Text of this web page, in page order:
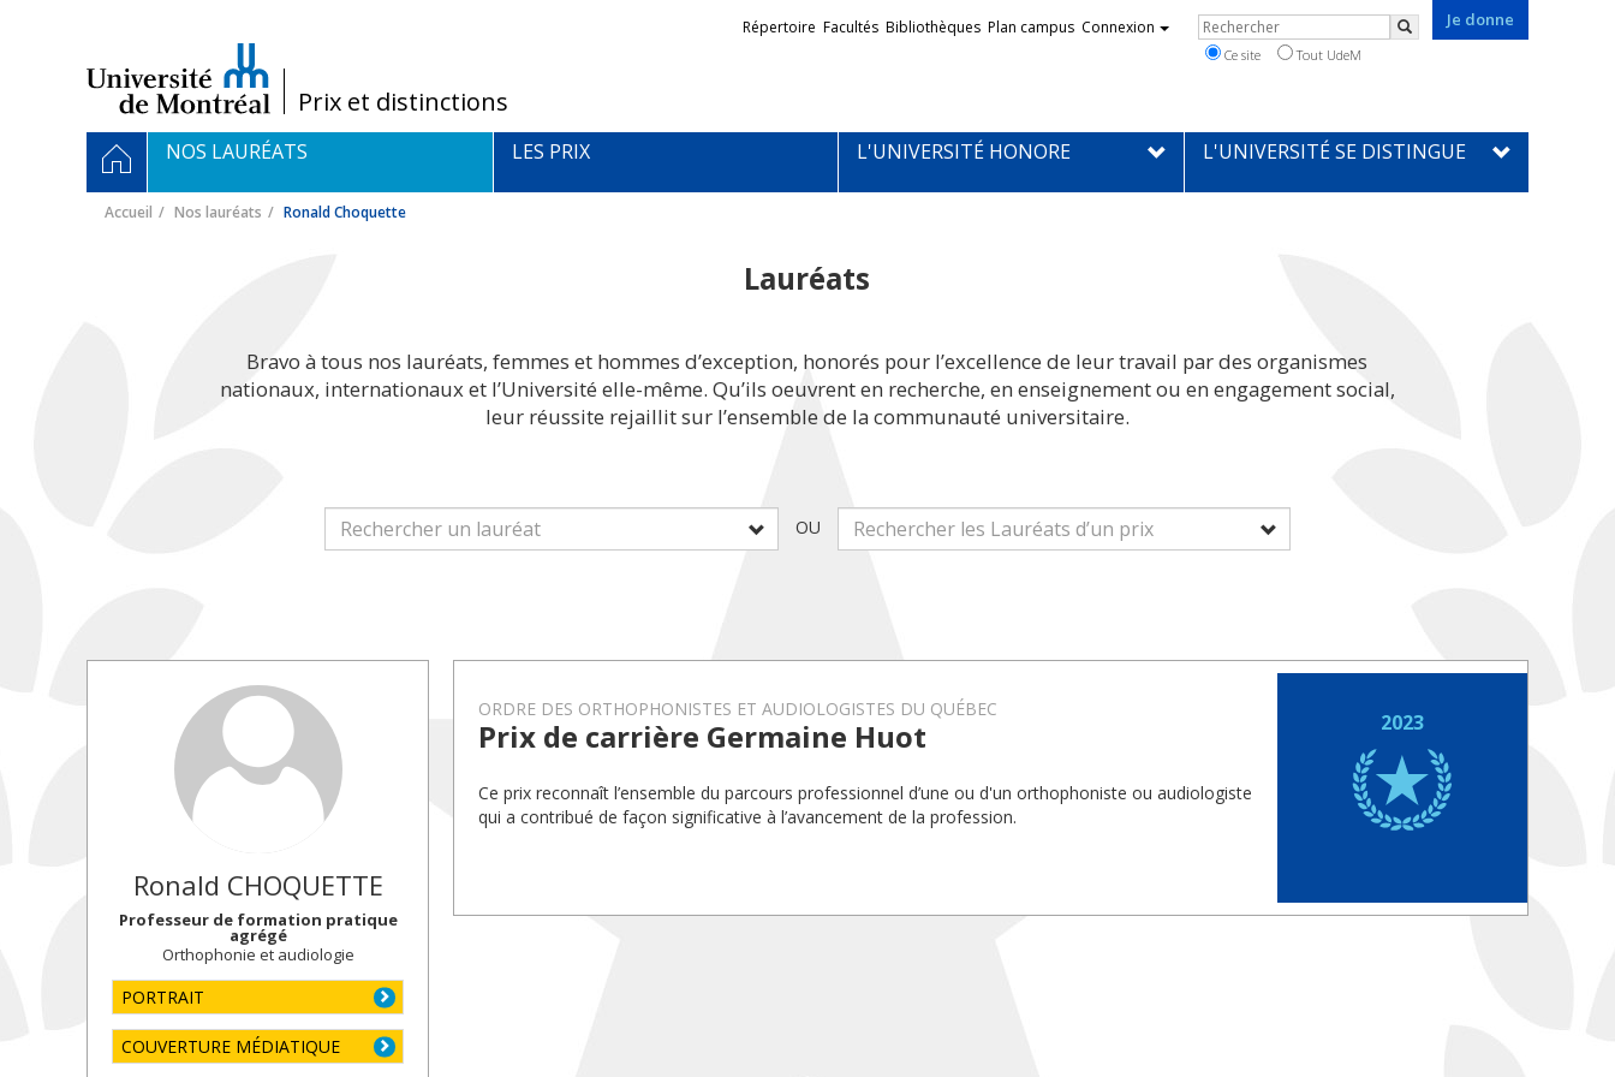
/Prix et distinctions
Je donne
Liens
externes
Répertoire Facultés Bibliothèques Plan campus Connexion Rechercher
Rechercher
Ce site Tout UdeM
Navigation
principale
ACCUEIL
NOS LAURÉATS LES PRIX L'UNIVERSITÉ HONORE L'UNIVERSITÉ SE DISTINGUE
Accueil Nos lauréats Ronald Choquette
Lauréats
Bravo à tous nos lauréats, femmes et hommes d’exception, honorés pour l’excellence de leur travail par des organismes
nationaux, internationaux et l’Université elle-même. Qu’ils oeuvrent en recherche, en enseignement ou en engagement social,
leur réussite rejaillit sur l’ensemble de la communauté universitaire.
OU
Ronald CHOQUETTE
Professeur de formation pratique
agrégé
Orthophonie et audiologie
PORTRAIT
COUVERTURE MÉDIATIQUE
ORDRE DES ORTHOPHONISTES ET AUDIOLOGISTES DU QUÉBEC
Prix de carrière Germaine Huot
Ce prix reconnaît l’ensemble du parcours professionnel d’une ou d'un orthophoniste ou audiologiste
qui a contribué de façon significative à l’avancement de la profession.
2023